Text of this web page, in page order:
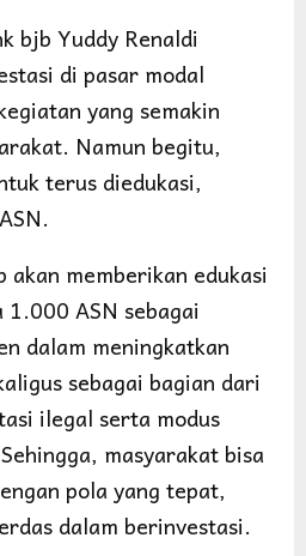
bjb Yuddy Renaldi
di pasar modal
yang semakin
Namun begitu,
terus diedukasi,
memberikan edukasi
ASN sebagai
dalam meningkatkan
sebagai bagian dari
ilegal serta modus
masyarakat bisa
pola yang tepat,
dalam berinvestasi.